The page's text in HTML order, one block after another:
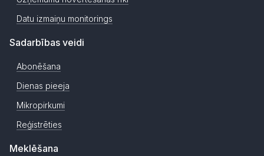
Datu izmaiņu monitorings
Sadarbības veidi
Abonēšana
Dienas pieeja
Mikropirkumi
Reģistrēties
Meklēšana